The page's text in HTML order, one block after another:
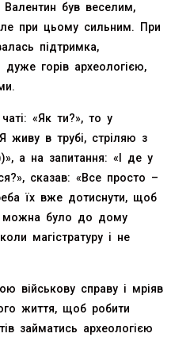
був веселим,
при цьому сильним. При
підтримка,
горів археологією,
«Як ти?», то у
живу в трубі, стріляю з
а на запитання: «І де у
сказав: «Все просто –
їх вже дотиснути, щоб
можна було до дому
магістратуру і не
військову справу і мріяв
життя, щоб робити
займатись археологією